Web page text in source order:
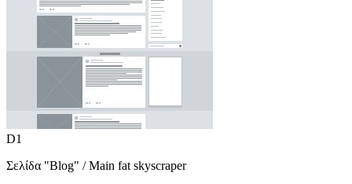
D1
Σελίδα "Blog" / Main fat skyscraper